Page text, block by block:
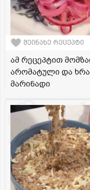
შეინახე რეცეპტი
ამ რეცეპტით
არომატული და
მარინადი